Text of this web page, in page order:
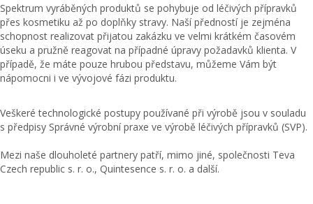
Spektrum vyráběných produktů se pohybuje od léčivých přípravků
přes kosmetiku až po doplňky stravy. Naší předností je zejména
schopnost realizovat přijatou zakázku ve velmi krátkém časovém
úseku a pružně reagovat na případné úpravy požadavků klienta. V
případě, že máte pouze hrubou představu, můžeme Vám být
nápomocni i ve vývojové fázi produktu.
​Veškeré technologické postupy používané při výrobě jsou v souladu
s předpisy Správné výrobní praxe ve výrobě léčivých přípravků (SVP).
Mezi naše dlouholeté partnery patří, mimo jiné, společnosti Teva
Czech republic s. r. o., Quintesence s. r. o. a další.